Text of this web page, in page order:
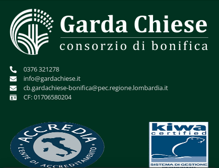
0376 321278
info@gardachiese.it
cb.gardachiese-bonifica@pec.regione.lombardia.it
CF: 01706580204